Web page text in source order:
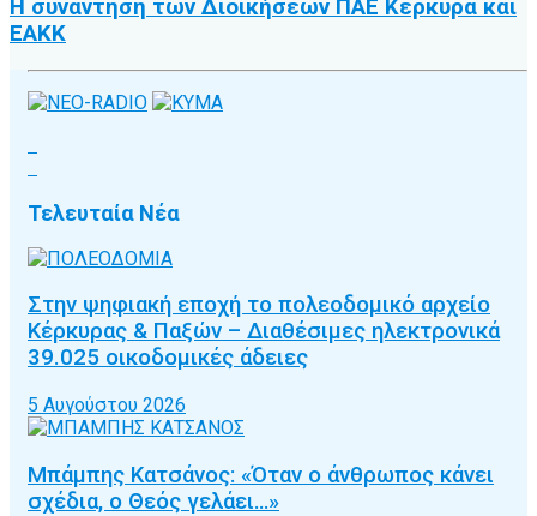
Η συνάντηση των Διοικήσεων ΠΑΕ Κέρκυρα και
ΕΑΚΚ
Τελευταία Νέα
Στην ψηφιακή εποχή το πολεοδομικό αρχείο
Κέρκυρας & Παξών – Διαθέσιμες ηλεκτρονικά
39.025 οικοδομικές άδειες
5 Αυγούστου 2026
Μπάμπης Κατσάνος: «Όταν ο άνθρωπος κάνει
σχέδια, ο Θεός γελάει…»